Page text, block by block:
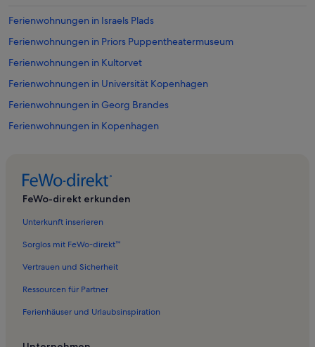
Ferienwohnungen in Israels Plads
Ferienwohnungen in Priors Puppentheatermuseum
Ferienwohnungen in Kultorvet
Ferienwohnungen in Universität Kopenhagen
Ferienwohnungen in Georg Brandes
Ferienwohnungen in Kopenhagen
Ferienwohnungen in Johannes Ewald und Johan Hermann Wessel
Ferienwohnungen in Copenhagen City Centre
Ferienwohnungen in Det Danske Filminstitut
Ferienwohnungen in Helligåndskirken
Ferienwohnungen in Hovedbiblioteket
FeWo-direkt erkunden
Unterkunft inserieren
Sorglos mit FeWo-direkt™
Vertrauen und Sicherheit
Ressourcen für Partner
Ferienhäuser und Urlaubsinspiration